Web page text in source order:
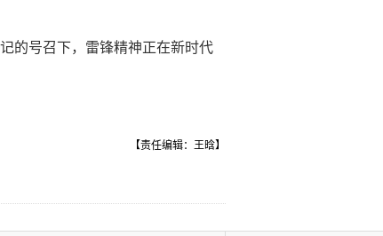
的号召下，雷锋精神正在新时代
【责任编辑：王晗】